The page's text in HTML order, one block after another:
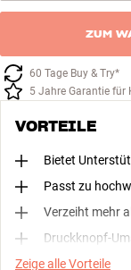
ZUM
60 Tage Buy & Try*
5 Jahre Garantie für
VORTEILE
Bietet
Passt zu
Verzeiht mehr
Druckknopf-
Zeige alle Vorteile